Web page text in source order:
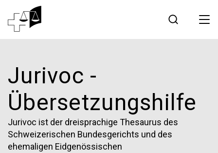
Bundesgericht
Arbeiten am Bundesgericht
Medien
Jurivoc -
Übersetzungshilfe
Jurivoc ist der dreisprachige Thesaurus des
Schweizerischen Bundesgerichts und des
ehemaligen Eidgenössischen